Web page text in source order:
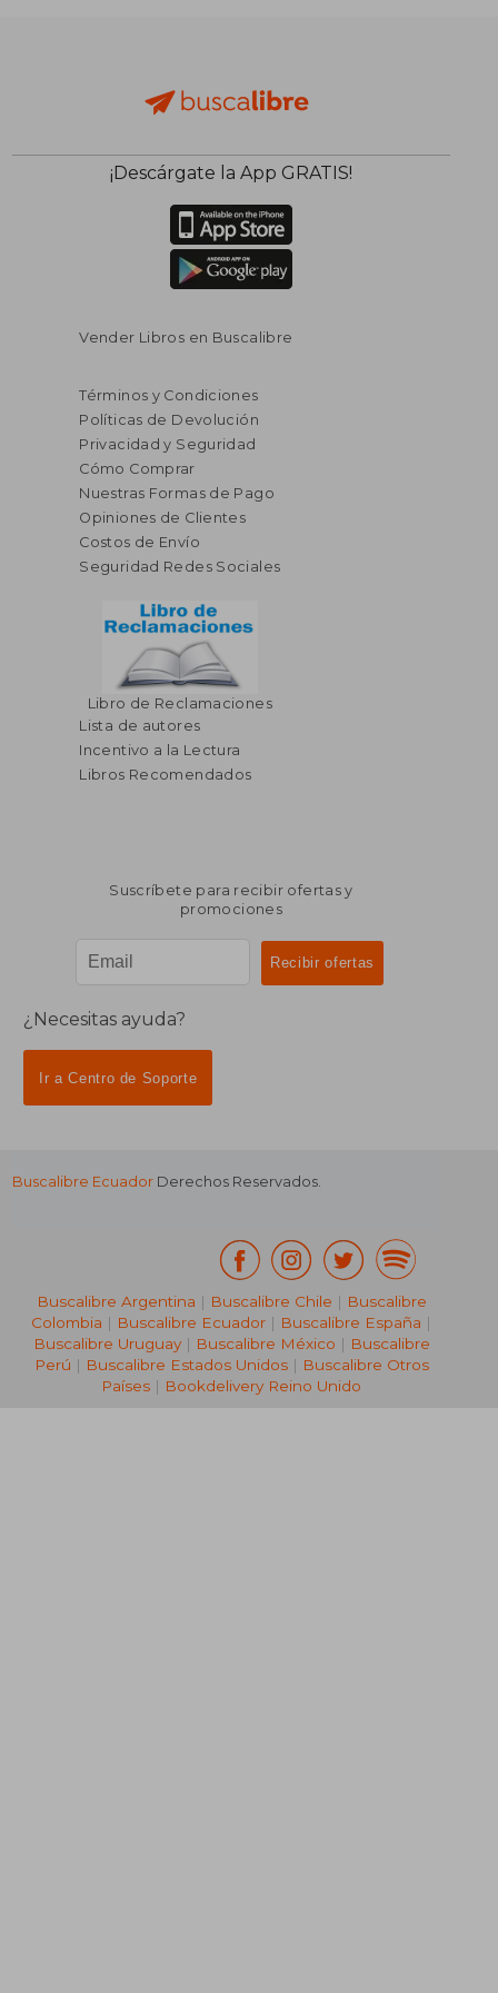
$ 52.11 50%
50%
dcto.
¡Descárgate la App GRATIS!
Vender Libros en Buscalibre
Términos y Condiciones
Políticas de Devolución
Privacidad y Seguridad
Cómo Comprar
Nuestras Formas de Pago
Opiniones de Clientes
Costos de Envío
Seguridad Redes Sociales
Libro de Reclamaciones
Lista de autores
Incentivo a la Lectura
Libros Recomendados
Suscríbete para recibir ofertas y
promociones
¿Necesitas ayuda?
Ir a Centro de Soporte
Buscalibre Ecuador Derechos Reservados.
Buscalibre Argentina | Buscalibre Chile | Buscalibre
Colombia | Buscalibre Ecuador | Buscalibre España |
Buscalibre Uruguay| Buscalibre México | Buscalibre
Perú | Buscalibre Estados Unidos| Buscalibre Otros
Países | Bookdelivery Reino Unido